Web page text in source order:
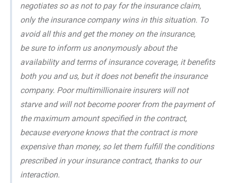
negotiates so as not to pay for the insurance claim,
only the insurance company wins in this situation. To
avoid all this and get the money on the insurance,
be sure to inform us anonymously about the
availability and terms of insurance coverage, it benefits
both you and us, but it does not benefit the insurance
company. Poor multimillionaire insurers will not
starve and will not become poorer from the payment of
the maximum amount specified in the contract,
because everyone knows that the contract is more
expensive than money, so let them fulfill the conditions
prescribed in your insurance contract, thanks to our
interaction.